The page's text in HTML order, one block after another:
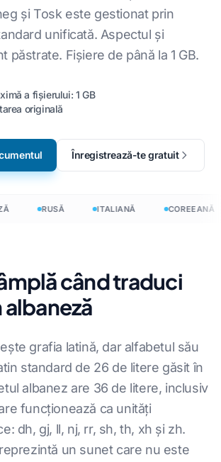
și Tosk este gestionat prin
unificată. Aspectul și
păstrate. Fișiere de până la 1 GB.
a fișierului: 1 GB
originală
Înregistrează-te gratuit
RUSĂ ITALIANĂ COREEANĂ
când traduci
albaneză
grafia latină, dar alfabetul său
standard de 26 de litere găsit în
albanez are 36 de litere, inclusiv
funcționează ca unități
dh, gj, ll, nj, rr, sh, th, xh și zh.
un sunet care nu este